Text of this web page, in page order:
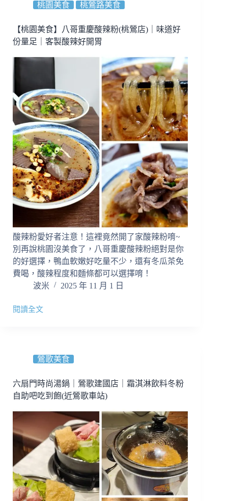
｜
中
壢
中
推
薦
必
吃
｜
炸
蛋
超
特
別、
湯
濃
郁
真
材
實
桃園美食 桃鶯路美食
【桃園美食】八哥重慶酸辣粉(桃鶯店)｜味道好
份量足｜客製酸辣好開胃
酸辣粉愛好者注意！這裡竟然開了家酸辣粉唷~
別再說桃園沒美食了，八哥重慶酸辣粉絕對是你
的好選擇，鴨血軟嫩好吃量不少，還有冬瓜茶免
費喝，酸辣程度和麵條都可以選擇唷！
波米
2025 年 11 月 1 日
閱讀全文
【桃
重
慶
酸
辣
粉
(桃
｜
味
道
好
鶯歌美食
六扇門時尚湯鍋｜鶯歌建國店｜霜淇淋飲料冬粉
自助吧吃到飽(近鶯歌車站)